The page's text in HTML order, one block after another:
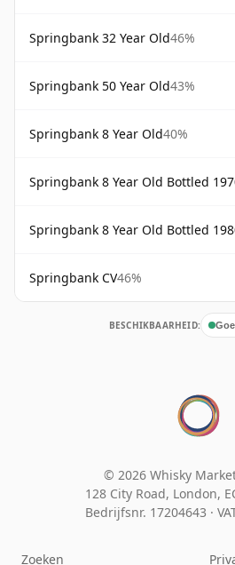
Springbank 32 Year Old46%
Springbank 50 Year Old43%
Springbank 8 Year Old40%
Springbank 8 Year Old Bottled
Springbank 8 Year Old Bottled
Springbank CV46%
BESCHIKBAARHEID:
© 2026 Whisky
128 City Road, London,
Bedrijfsnr. 17204643 ·
Zoeken